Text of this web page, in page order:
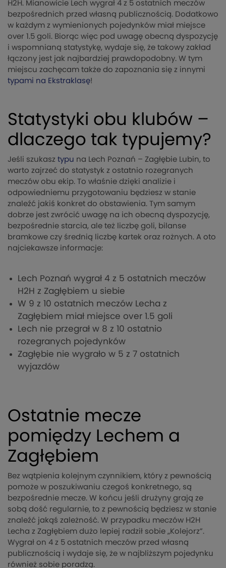
H2H. Mianowicie Lech wygrał 4 z 5 ostatnich meczów
bezpośrednich przed własną publicznością. Dodatkowo
w każdym z wymienionych pojedynków miał miejsce
over 1.5 goli. Biorąc więc pod uwagę obecną dyspozycję
i wspomnianą statystykę, wydaje się, że takowy zakład
łączony jest jak najbardziej prawdopodobny. W tym
miejscu zachęcam także do zapoznania się z innymi
typami na Ekstraklasę!
Statystyki obu klubów –
dlaczego tak typujemy?
Jeśli szukasz typu na Lech Poznań – Zagłębie Lubin, to
warto zajrzeć do statystyk z ostatnio rozegranych
meczów obu ekip. To właśnie dzięki analizie i
odpowiedniemu przygotowaniu będziesz w stanie
znaleźć jakiś konkret do obstawienia. Tym samym
dobrze jest zwrócić uwagę na ich obecną dyspozycję,
bezpośrednie starcia, ale też liczbę goli, bilanse
bramkowe czy średnią liczbę kartek oraz rożnych. A oto
najciekawsze informacje:
Lech Poznań wygrał 4 z 5 ostatnich meczów
H2H z Zagłębiem u siebie
W 9 z 10 ostatnich meczów Lecha z
Zagłębiem miał miejsce over 1.5 goli
Lech nie przegrał w 8 z 10 ostatnio
rozegranych pojedynków
Zagłębie nie wygrało w 5 z 7 ostatnich
wyjazdów
Ostatnie mecze
pomiędzy Lechem a
Zagłębiem
Bez wątpienia kolejnym czynnikiem, który z pewnością
pomoże w poszukiwaniu czegoś konkretnego, są
bezpośrednie mecze. W końcu jeśli drużyny grają ze
sobą dość regularnie, to z pewnością będziesz w stanie
znaleźć jakąś zależność. W przypadku meczów H2H
Lecha z Zagłębiem dużo lepiej radził sobie „Kolejorz”.
Wygrał on 4 z 5 ostatnich meczów przed własną
publicznością i wydaje się, że w najbliższym pojedynku
również sobie poradzą.